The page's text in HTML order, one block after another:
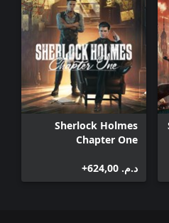
Sherlock Holmes
Chapter One
د.م.‏ 624,00+